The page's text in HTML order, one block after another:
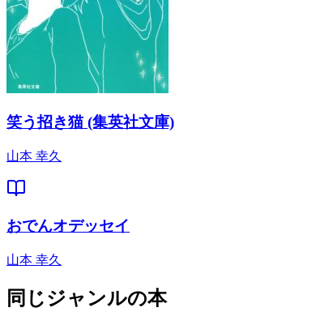
笑う招き猫 (集英社文庫)
山本 幸久
おでんオデッセイ
山本 幸久
同じジャンルの本